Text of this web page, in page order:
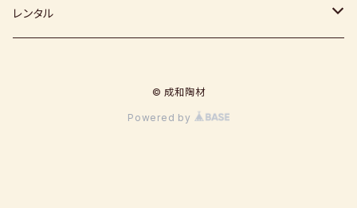
灰
恵水窯
七隈粘土
電気窯
電動ろくろ
小道具
レンタル
© 成和陶材
Powered by